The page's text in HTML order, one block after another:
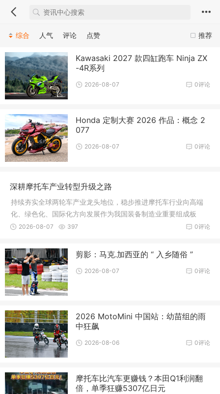
推荐
综合 人气 评论 点赞
Kawasaki 2027 款四缸跑车 Ninja ZX
-4R系列
0评论
2026-08-07
Honda 定制大赛 2026 作品：概念 2
077
0评论
2026-08-07
深耕摩托车产业转型升级之路
持续夯实全球两轮车产业龙头地位，稳步推进摩托车行业向高端
化、绿色化、国际化方向发展作为我国装备制造业重要组成板
块，中国摩
0评论
2026-08-07 397
剪影：马克.加西亚的 “ 入乡随俗 ”
0评论
2026-08-07
2026 MotoMini 中国站：幼苗组的雨
中狂飙
0评论
2026-08-06
摩托车比汽车更赚钱？本田Q1利润翻
倍，单季狂赚5307亿日元